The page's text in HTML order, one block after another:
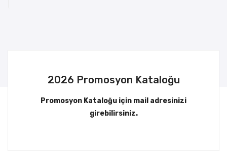
2026 Promosyon Kataloğu
Promosyon Kataloğu için mail adresinizi
girebilirsiniz.